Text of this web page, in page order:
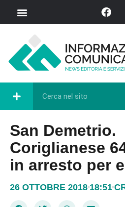
San Demetrio.
Coriglianese
in arresto per
26 OTTOBRE 2018 18:51